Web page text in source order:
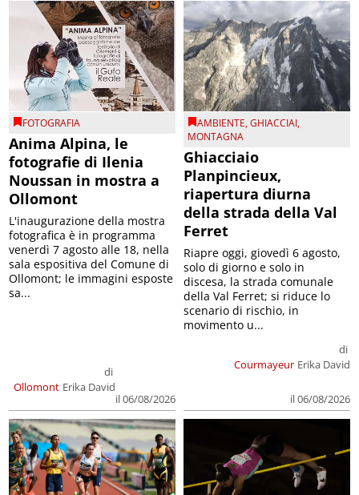
FOTOGRAFIA
Anima Alpina, le
fotografie di Ilenia
Noussan in mostra a
Ollomont
Ollomont
di
Erika David
il 06/08/2026
L'inaugurazione della mostra
fotografica è in programma
venerdì 7 agosto alle 18, nella
sala espositiva del Comune di
Ollomont; le immagini esposte
sa...
AMBIENTE,GHIACCIAI,
MONTAGNA
Ghiacciaio
Planpincieux,
riapertura diurna
della strada della Val
Ferret
Courmayeur
di
Erika David
il 06/08/2026
Riapre oggi, giovedì 6 agosto,
solo di giorno e solo in
discesa, la strada comunale
della Val Ferret; si riduce lo
scenario di rischio, in
movimento u...